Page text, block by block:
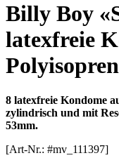
Billy Boy
latexfreie
Polyisopren
8 latexfreie Kondome
zylindrisch und mit
53mm.
[Art-Nr.: #mv_111397]